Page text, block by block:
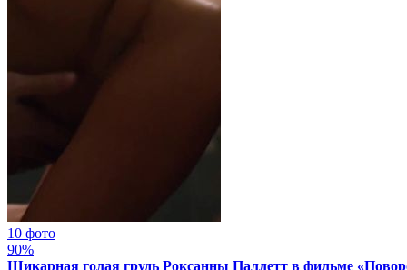
10 фото
90%
Шикарная голая грудь Роксанны Паллетт в фильме